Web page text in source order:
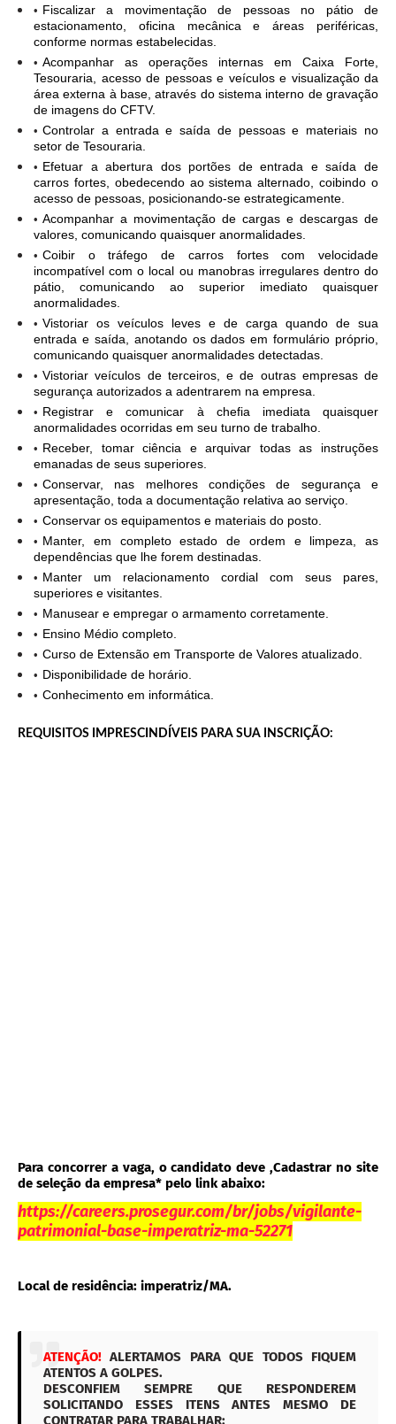
Fiscalizar a movimentação de pessoas no pátio de
estacionamento, oficina mecânica e áreas periféricas,
conforme normas estabelecidas.
Acompanhar as operações internas em Caixa Forte,
Tesouraria, acesso de pessoas e veículos e visualização da
área externa à base, através do sistema interno de gravação
de imagens do CFTV.
Controlar a entrada e saída de pessoas e materiais no
setor de Tesouraria.
Efetuar a abertura dos portões de entrada e saída de
carros fortes, obedecendo ao sistema alternado, coibindo o
acesso de pessoas, posicionando-se estrategicamente.
Acompanhar a movimentação de cargas e descargas de
valores, comunicando quaisquer anormalidades.
Coibir o tráfego de carros fortes com velocidade
incompatível com o local ou manobras irregulares dentro do
pátio, comunicando ao superior imediato quaisquer
anormalidades.
Vistoriar os veículos leves e de carga quando de sua
entrada e saída, anotando os dados em formulário próprio,
comunicando quaisquer anormalidades detectadas.
Vistoriar veículos de terceiros, e de outras empresas de
segurança autorizados a adentrarem na empresa.
Registrar e comunicar à chefia imediata quaisquer
anormalidades ocorridas em seu turno de trabalho.
Receber, tomar ciência e arquivar todas as instruções
emanadas de seus superiores.
Conservar, nas melhores condições de segurança e
apresentação, toda a documentação relativa ao serviço.
Conservar os equipamentos e materiais do posto.
Manter, em completo estado de ordem e limpeza, as
dependências que lhe forem destinadas.
Manter um relacionamento cordial com seus pares,
superiores e visitantes.
Manusear e empregar o armamento corretamente.
Ensino Médio completo.
Curso de Extensão em Transporte de Valores atualizado.
Disponibilidade de horário.
Conhecimento em informática.
REQUISITOS IMPRESCINDÍVEIS PARA SUA INSCRIÇÃO:
Para concorrer a vaga, o candidato deve ,Cadastrar no site
de seleção da empresa* pelo link abaixo:
https://careers.prosegur.com/br/jobs/vigilante-
patrimonial-base-imperatriz-ma-52271
Local de residência: imperatriz/MA.
ATENÇÃO! ALERTAMOS PARA QUE TODOS FIQUEM
ATENTOS A GOLPES.
DESCONFIEM SEMPRE QUE RESPONDEREM
SOLICITANDO ESSES ITENS ANTES MESMO DE
CONTRATAR PARA TRABALHAR: